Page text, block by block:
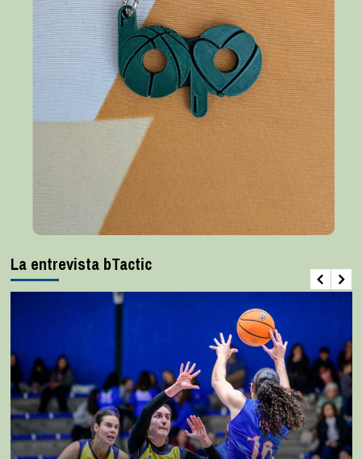
La entrevista bTactic